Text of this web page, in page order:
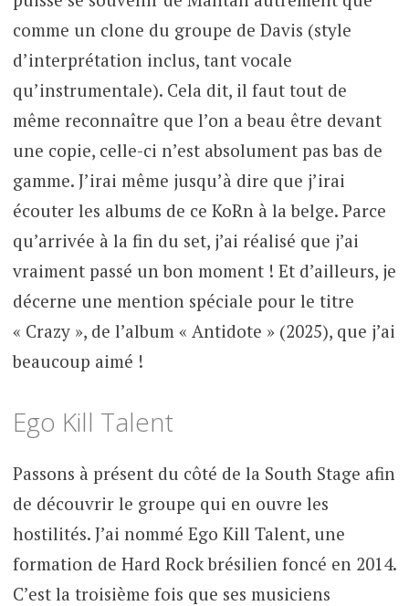
comme un clone du groupe de Davis (style
d’interprétation inclus, tant vocale
qu’instrumentale). Cela dit, il faut tout de
même reconnaître que l’on a beau être devant
une copie, celle-ci n’est absolument pas bas de
gamme. J’irai même jusqu’à dire que j’irai
écouter les albums de ce KoRn à la belge. Parce
qu’arrivée à la fin du set, j’ai réalisé que j’ai
vraiment passé un bon moment ! Et d’ailleurs, je
décerne une mention spéciale pour le titre
« Crazy », de l’album « Antidote » (2025), que j’ai
beaucoup aimé !
Ego Kill Talent
Passons à présent du côté de la South Stage afin
de découvrir le groupe qui en ouvre les
hostilités. J’ai nommé Ego Kill Talent, une
formation de Hard Rock brésilien foncé en 2014.
C’est la troisième fois que ses musiciens